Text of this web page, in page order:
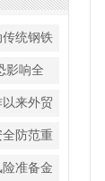
统钢铁
影响全
来外贸
防范重
准备金